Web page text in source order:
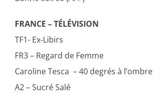
FRANCE – TÉLÉVISION
TF1- Ex-Libirs
FR3 – Regard de Femme
Caroline Tesca – 40 degrés à l’ombre
A2 – Sucré Salé